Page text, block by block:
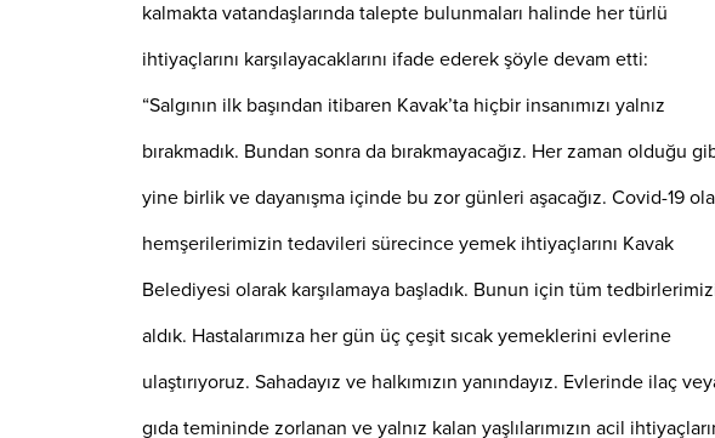
kalmakta vatandaşlarında talepte bulunmaları halinde her türlü
ihtiyaçlarını karşılayacaklarını ifade ederek şöyle devam etti:
“Salgının ilk başından itibaren Kavak’ta hiçbir insanımızı yalnız
bırakmadık. Bundan sonra da bırakmayacağız. Her zaman olduğu
yine birlik ve dayanışma içinde bu zor günleri aşacağız. Covid-19
hemşerilerimizin tedavileri sürecince yemek ihtiyaçlarını Kavak
Belediyesi olarak karşılamaya başladık. Bunun için tüm
aldık. Hastalarımıza her gün üç çeşit sıcak yemeklerini evlerine
ulaştırıyoruz. Sahadayız ve halkımızın yanındayız. Evlerinde ilaç
gıda temininde zorlanan ve yalnız kalan yaşlılarımızın acil